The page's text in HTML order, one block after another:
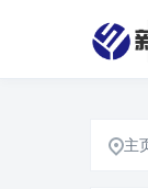
主